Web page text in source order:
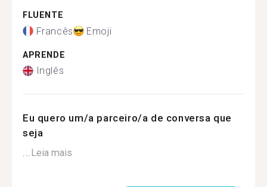
FLUENTE
Francês Emoji
APRENDE
Inglês
Eu quero um/a parceiro/a de conversa que
seja
...Leia mais